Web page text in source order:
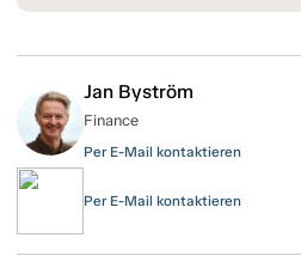
Jan Byström
Finance
Per E-Mail kontaktieren
Per E-Mail kontaktieren